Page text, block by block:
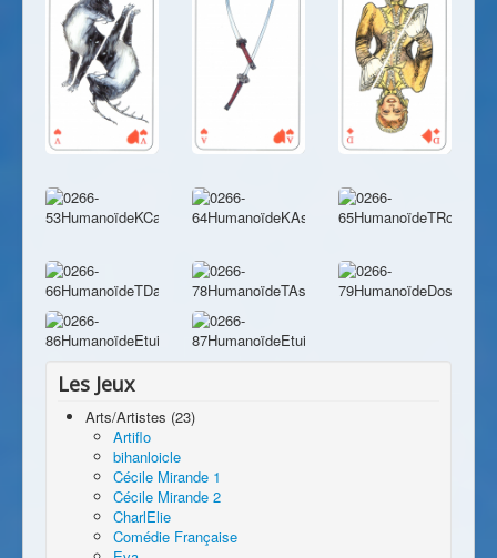
Les Jeux
Arts/Artistes (23)
Artiflo
bihanloicle
Cécile Mirande 1
Cécile Mirande 2
CharlElie
Comédie Française